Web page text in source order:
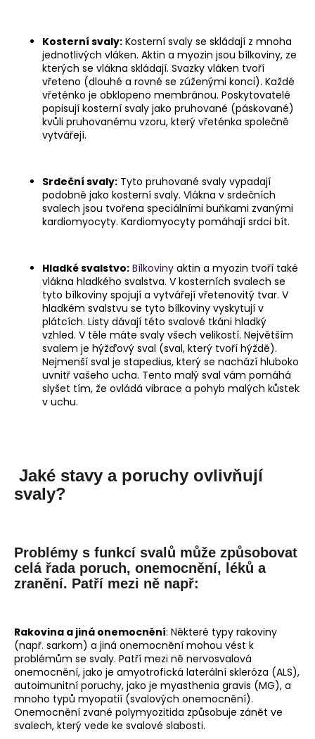
Kosterní svaly: Kosterní svaly se skládají z mnoha
jednotlivých vláken. Aktin a myozin jsou bílkoviny, ze
kterých se vlákna skládají. Svazky vláken tvoří
vřeteno (dlouhé a rovné se zúženými konci). Každé
vřeténko je obklopeno membránou. Poskytovatelé
popisují kosterní svaly jako pruhované (páskované)
kvůli pruhovanému vzoru, který vřeténka společně
vytvářejí.
Srdeční svaly: Tyto pruhované svaly vypadají
podobně jako kosterní svaly. Vlákna v srdečních
svalech jsou tvořena speciálními buňkami zvanými
kardiomyocyty. Kardiomyocyty pomáhají srdci bít.
Hladké svalstvo: Bílkoviny aktin a myozin tvoří také
vlákna hladkého svalstva. V kosterních svalech se
tyto bílkoviny spojují a vytvářejí vřetenovitý tvar. V
hladkém svalstvu se tyto bílkoviny vyskytují v
plátcích. Listy dávají této svalové tkáni hladký
vzhled. V těle máte svaly všech velikostí. Největším
svalem je hýžďový sval (sval, který tvoří hýždě).
Nejmenší sval je stapedius, který se nachází hluboko
uvnitř vašeho ucha. Tento malý sval vám pomáhá
slyšet tím, že ovládá vibrace a pohyb malých kůstek
v uchu.
Jaké stavy a poruchy ovlivňují
svaly?
Problémy s funkcí svalů může způsobovat
celá řada poruch, onemocnění, léků a
zranění. Patří mezi ně např:
Rakovina a jiná onemocnění: Některé typy rakoviny
(např. sarkom) a jiná onemocnění mohou vést k
problémům se svaly. Patří mezi ně nervosvalová
onemocnění, jako je amyotrofická laterální skleróza (ALS),
autoimunitní poruchy, jako je myasthenia gravis (MG), a
mnoho typů myopatií (svalových onemocnění).
Onemocnění zvané polymyozitida způsobuje zánět ve
svalech, který vede ke svalové slabosti.